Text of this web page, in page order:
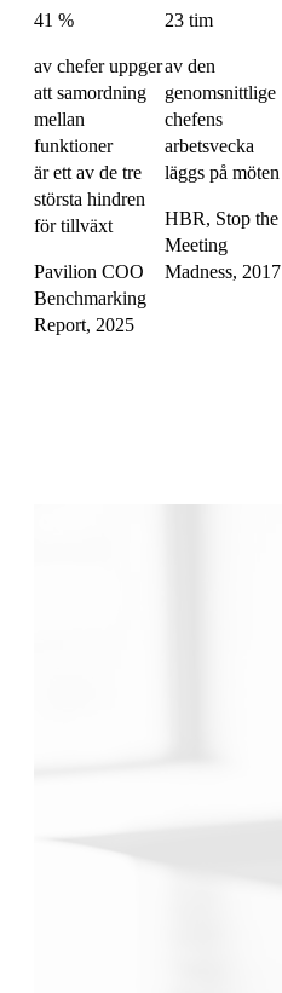
41 %
av chefer uppger
att samordning
mellan
funktioner
är ett av de tre
största hindren
för tillväxt
Pavilion COO
Benchmarking
Report, 2025
23 tim
av den
genomsnittlige
chefens
arbetsvecka
läggs på möten
HBR, Stop the
Meeting
Madness, 2017